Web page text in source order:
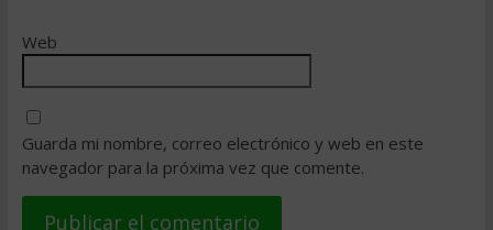
Web
Guarda mi nombre, correo electrónico y web en este
navegador para la próxima vez que comente.